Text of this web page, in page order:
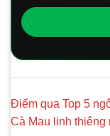
Điểm qua Top 5
Cà Mau linh thiêng